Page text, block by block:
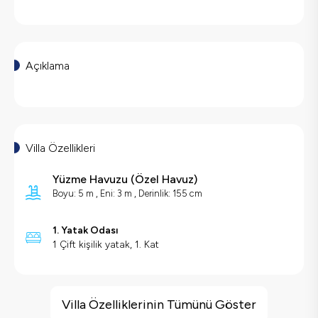
Açıklama
Villa Özellikleri
Yüzme Havuzu (Özel Havuz)
Boyu: 5 m , Eni: 3 m , Derinlik: 155 cm
1. Yatak Odası
1 Çift kişilik yatak, 1. Kat
Deniz Manzarası
Villa Özelliklerinin Tümünü Göster